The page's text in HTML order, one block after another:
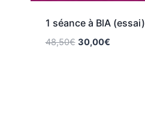
1 séance à BlA (essai)
48,50€ 30,00€